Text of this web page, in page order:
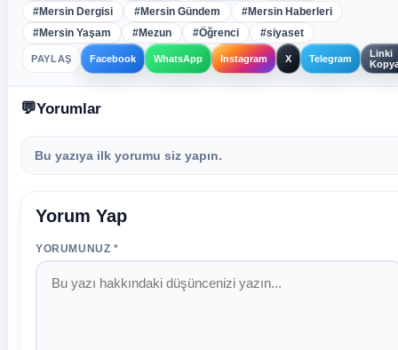
#Mersin Dergisi
#Mersin Gündem
#Mersin Haberleri
#Mersin Yaşam
#Mezun #Öğrenci #siyaset
PAYLAŞ Facebook WhatsApp Instagram X Telegram
Linki
Yorumlar
Bu yazıya ilk yorumu siz yapın.
Yorum Yap
YORUMUNUZ *